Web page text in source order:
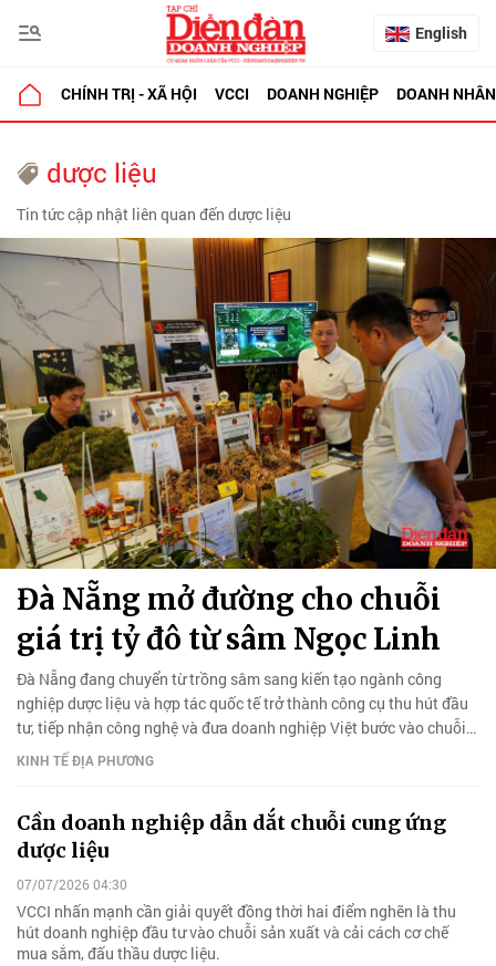
English
CHÍNH TRỊ - XÃ HỘI VCCI DOANH NGHIỆP DOANH NHÂN
dược liệu
Tin tức cập nhật liên quan đến dược liệu
Đà Nẵng mở đường cho chuỗi
giá trị tỷ đô từ sâm Ngọc Linh
Đà Nẵng đang chuyển từ trồng sâm sang kiến tạo ngành công
nghiệp dược liệu và hợp tác quốc tế trở thành công cụ thu hút đầu
tư, tiếp nhận công nghệ và đưa doanh nghiệp Việt bước vào chuỗi
giá trị dược liệu toàn cầu.
KINH TẾ ĐỊA PHƯƠNG
Cần doanh nghiệp dẫn dắt chuỗi cung ứng
dược liệu
07/07/2026 04:30
VCCI nhấn mạnh cần giải quyết đồng thời hai điểm nghẽn là thu
hút doanh nghiệp đầu tư vào chuỗi sản xuất và cải cách cơ chế
mua sắm, đấu thầu dược liệu.